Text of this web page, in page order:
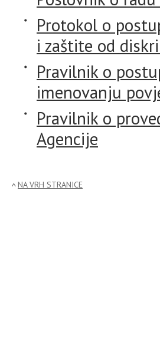
Protokol o
i zaštite od
Pravilnik o
imenovanju
Pravilnik o
Agencije
NA VRH STRANICE